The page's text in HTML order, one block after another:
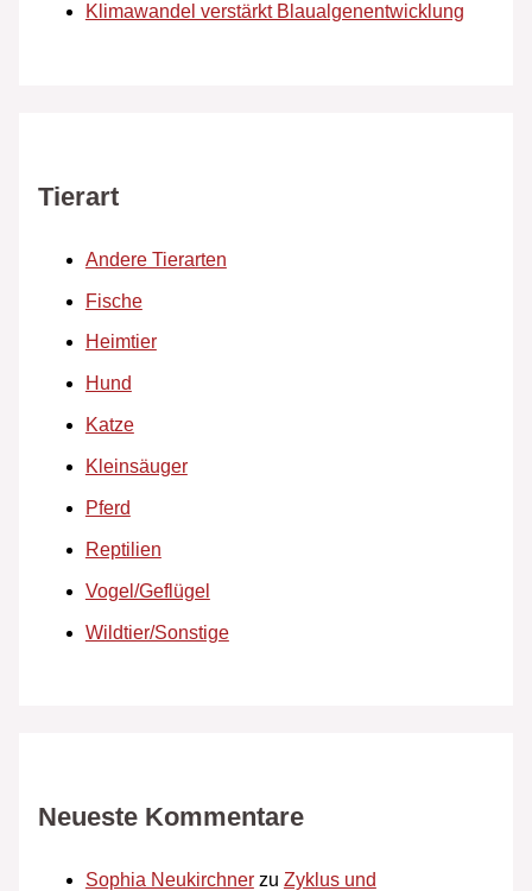
Klimawandel verstärkt Blaualgenentwicklung
Tierart
Andere Tierarten
Fische
Heimtier
Hund
Katze
Kleinsäuger
Pferd
Reptilien
Vogel/Geflügel
Wildtier/Sonstige
Neueste Kommentare
Sophia Neukirchnerzu Zyklus und